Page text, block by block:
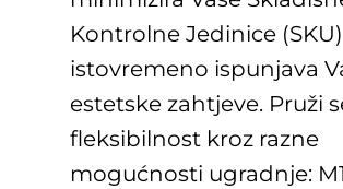
Kontrolne Jedinice
istovremeno ispunjava
estetske zahtjeve. Pruži
fleksibilnost kroz razne
mogućnosti ugradnje: